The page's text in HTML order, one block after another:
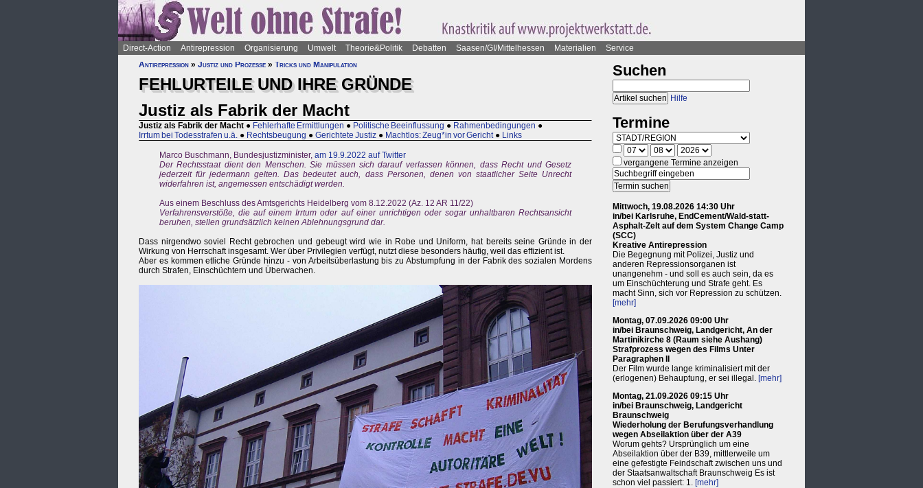
Direct-Action Antirepression Organisierung Umwelt Theorie&Politik Debatten Saasen/GI/Mittelhessen Materialien
Service
Antirepression » Justiz und Prozesse » Tricks und Manipulation
FEHLURTEILE UND IHRE GRÜNDE
Justiz als Fabrik der Macht
Justiz als Fabrik der Macht ● Fehlerhafte Ermittlungen ● Politische Beeinflussung ● Rahmenbedingungen ●
Irrtum bei Todesstrafen u.ä. ● Rechtsbeugung ● Gerichtete Justiz ● Machtlos: Zeug*in vor Gericht ● Links
Marco Buschmann, Bundesjustizminister, am 19.9.2022 auf Twitter
Der Rechtsstaat dient den Menschen. Sie müssen sich darauf verlassen können, dass Recht und Gesetz
jederzeit für jedermann gelten. Das bedeutet auch, dass Personen, denen von staatlicher Seite Unrecht
widerfahren ist, angemessen entschädigt werden.
Aus einem Beschluss des Amtsgerichts Heidelberg vom 8.12.2022 (Az. 12 AR 11/22)
Verfahrensverstöße, die auf einem Irrtum oder auf einer unrichtigen oder sogar unhaltbaren Rechtsansicht
beruhen, stellen grundsätzlich keinen Ablehnungsgrund dar.
Dass nirgendwo soviel Recht gebrochen und gebeugt wird wie in Robe und Uniform, hat bereits seine Gründe in der
Wirkung von Herrschaft insgesamt. Wer über Privilegien verfügt, nutzt diese besonders häufig, weil das effizient ist.
Aber es kommen etliche Gründe hinzu - von Arbeitsüberlastung bis zu Abstumpfung in der Fabrik des sozialen Mordens
durch Strafen, Einschüchtern und Überwachen.
Suchen
Hilfe
Termine
vergangene Termine anzeigen
Mittwoch, 19.08.2026 14:30 Uhr
in/bei Karlsruhe, EndCement/Wald-statt-
Asphalt-Zelt auf dem System Change Camp
(SCC)
Kreative Antirepression
Die Begegnung mit Polizei, Justiz und
anderen Repressionsorganen ist
unangenehm - und soll es auch sein, da es
um Einschüchterung und Strafe geht. Es
macht Sinn, sich vor Repression zu schützen.
[mehr]
Montag, 07.09.2026 09:00 Uhr
in/bei Braunschweig, Landgericht, An der
Martinikirche 8 (Raum siehe Aushang)
Strafprozess wegen des Films Unter
Paragraphen II
Der Film wurde lange kriminalisiert mit der
(erlogenen) Behauptung, er sei illegal. [mehr]
Montag, 21.09.2026 09:15 Uhr
in/bei Braunschweig, Landgericht
Braunschweig
Wiederholung der Berufungsverhandlung
wegen Abseilaktion über der A39
Worum gehts? Ursprünglich um eine
Abseilaktion über der B39, mittlerweile um
eine gefestigte Feindschaft zwischen uns und
der Staatsanwaltschaft Braunschweig Es ist
schon viel passiert: 1. [mehr]